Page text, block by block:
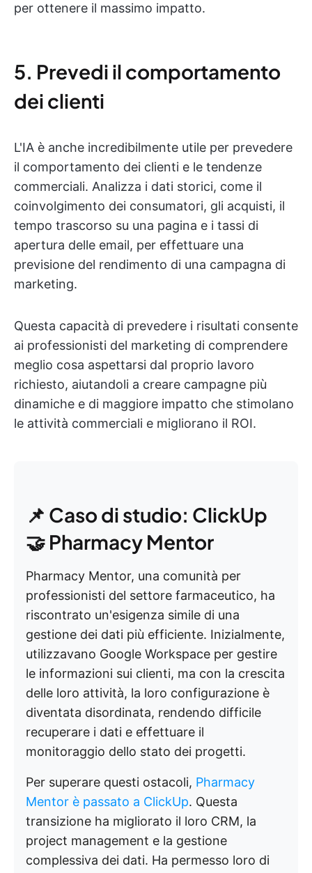
per ottenere il massimo impatto.
5. Prevedi il comportamento
dei clienti
L'IA è anche incredibilmente utile per prevedere
il comportamento dei clienti e le tendenze
commerciali. Analizza i dati storici, come il
coinvolgimento dei consumatori, gli acquisti, il
tempo trascorso su una pagina e i tassi di
apertura delle email, per effettuare una
previsione del rendimento di una campagna di
marketing.
Questa capacità di prevedere i risultati consente
ai professionisti del marketing di comprendere
meglio cosa aspettarsi dal proprio lavoro
richiesto, aiutandoli a creare campagne più
dinamiche e di maggiore impatto che stimolano
le attività commerciali e migliorano il ROI.
📌 Caso di studio: ClickUp
🤝 Pharmacy Mentor
Pharmacy Mentor, una comunità per
professionisti del settore farmaceutico, ha
riscontrato un'esigenza simile di una
gestione dei dati più efficiente. Inizialmente,
utilizzavano Google Workspace per gestire
le informazioni sui clienti, ma con la crescita
delle loro attività, la loro configurazione è
diventata disordinata, rendendo difficile
recuperare i dati e effettuare il
monitoraggio dello stato dei progetti.
Per superare questi ostacoli, Pharmacy
Mentor è passato a ClickUp. Questa
transizione ha migliorato il loro CRM, la
project management e la gestione
complessiva dei dati. Ha permesso loro di